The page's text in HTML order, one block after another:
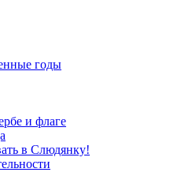
годы
и флаге
в Слюдянку!